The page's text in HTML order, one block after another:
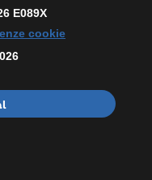
E089X
cookie